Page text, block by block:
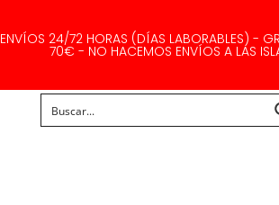
ENVÍOS 24/72 HORAS (DÍAS LABORABLES) -
70€ - NO HACEMOS ENVÍOS A LAS